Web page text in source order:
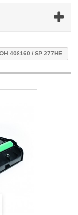
408160 / SP 277HE